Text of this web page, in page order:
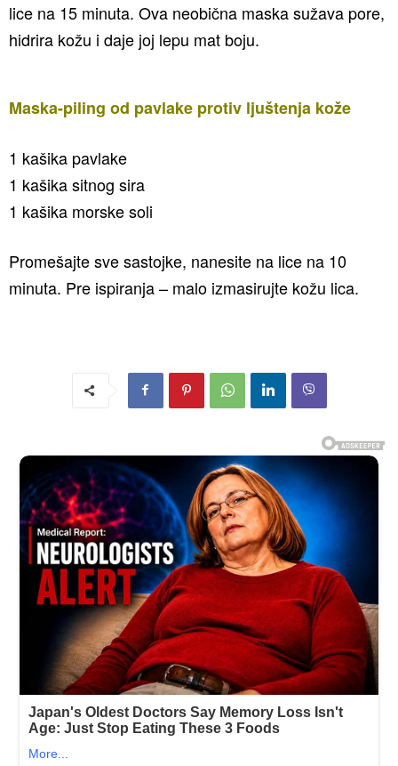
lice na 15 minuta. Ova neobična maska sužava pore,
hidrira kožu i daje joj lepu mat boju.
Maska-piling od pavlake protiv ljuštenja kože
1 kašika pavlake
1 kašika sitnog sira
1 kašika morske soli
Promešajte sve sastojke, nanesite na lice na 10
minuta. Pre ispiranja – malo izmasirujte kožu lica.